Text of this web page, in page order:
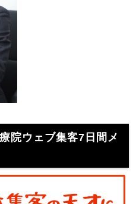
院ウェブ集客7日間メ